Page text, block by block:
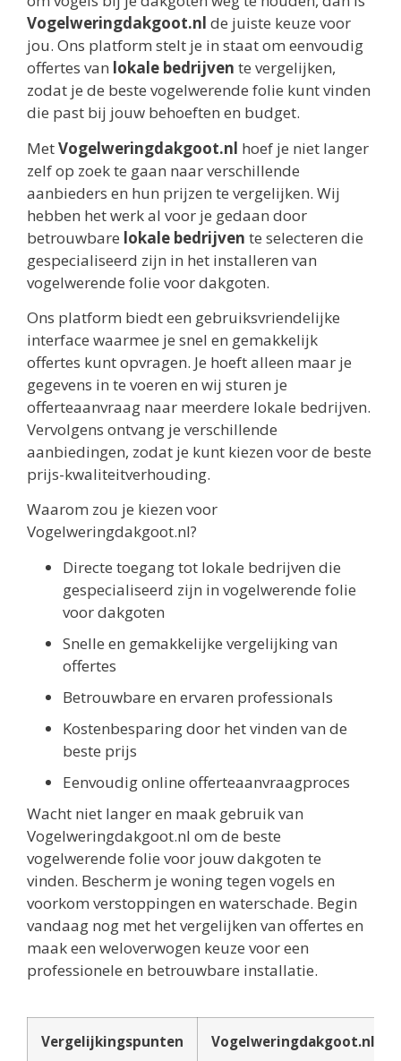
Vogelweringdakgoot.nl de juiste keuze voor
jou. Ons platform stelt je in staat om eenvoudig
offertes van lokale bedrijven te vergelijken,
zodat je de beste vogelwerende folie kunt vinden
die past bij jouw behoeften en budget.
MetVogelweringdakgoot.nl hoef je niet langer
zelf op zoek te gaan naar verschillende
aanbieders en hun prijzen te vergelijken. Wij
hebben het werk al voor je gedaan door
betrouwbare lokale bedrijven te selecteren die
gespecialiseerd zijn in het installeren van
vogelwerende folie voor dakgoten.
Ons platform biedt een gebruiksvriendelijke
interface waarmee je snel en gemakkelijk
offertes kunt opvragen. Je hoeft alleen maar je
gegevens in te voeren en wij sturen je
offerteaanvraag naar meerdere lokale bedrijven.
Vervolgens ontvang je verschillende
aanbiedingen, zodat je kunt kiezen voor de beste
prijs-kwaliteitverhouding.
Waarom zou je kiezen voor
Vogelweringdakgoot.nl?
Directe toegang tot lokale bedrijven die
gespecialiseerd zijn in vogelwerende folie
voor dakgoten
Snelle en gemakkelijke vergelijking van
offertes
Betrouwbare en ervaren professionals
Kostenbesparing door het vinden van de
beste prijs
Eenvoudig online offerteaanvraagproces
Wacht niet langer en maak gebruik van
Vogelweringdakgoot.nl om de beste
vogelwerende folie voor jouw dakgoten te
vinden. Bescherm je woning tegen vogels en
voorkom verstoppingen en waterschade. Begin
vandaag nog met het vergelijken van offertes en
maak een weloverwogen keuze voor een
professionele en betrouwbare installatie.
Vergelijkingspunten Vogelweringdakgoot.nl